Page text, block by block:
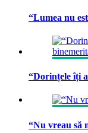
“Lumea nu
“Dorințele îți
“Nu vreau să